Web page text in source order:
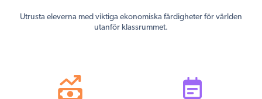
Utrusta eleverna med viktiga ekonomiska färdigheter för världen
utanför klassrummet.